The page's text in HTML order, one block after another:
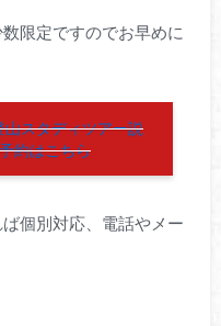
限定ですのでお早めに
スタディツアー説
約はこちら
個別対応、電話やメー